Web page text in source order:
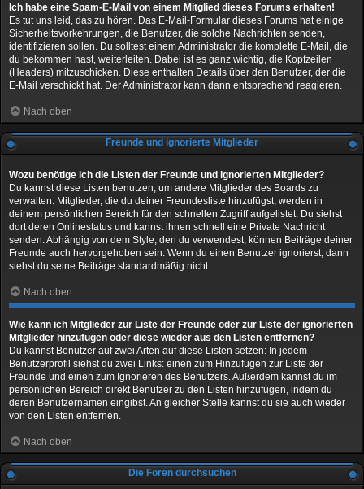
Ich habe eine Spam-E-Mail von einem Mitglied dieses Forums erhalten!
Es tut uns leid, das zu hören. Das E-Mail-Formular dieses Forums hat einige
Sicherheitsvorkehrungen, die Benutzer, die solche Nachrichten senden,
identifizieren sollen. Du solltest einem Administrator die komplette E-Mail, die
du bekommen hast, weiterleiten. Dabei ist es ganz wichtig, die Kopfzeilen
(Headers) mitzuschicken. Diese enthalten Details über den Benutzer, der die
E-Mail verschickt hat. Der Administrator kann dann entsprechend reagieren.
Nach oben
Freunde und ignorierte Mitglieder
Wozu benötige ich die Listen der Freunde und ignorierten Mitglieder?
Du kannst diese Listen benutzen, um andere Mitglieder des Boards zu
verwalten. Mitglieder, die du deiner Freundesliste hinzufügst, werden in
deinem persönlichen Bereich für den schnellen Zugriff aufgelistet. Du siehst
dort deren Onlinestatus und kannst ihnen schnell eine Private Nachricht
senden. Abhängig von dem Style, den du verwendest, können Beiträge deiner
Freunde auch hervorgehoben sein. Wenn du einen Benutzer ignorierst, dann
siehst du seine Beiträge standardmäßig nicht.
Nach oben
Wie kann ich Mitglieder zur Liste der Freunde oder zur Liste der ignorierten
Mitglieder hinzufügen oder diese wieder aus den Listen entfernen?
Du kannst Benutzer auf zwei Arten auf diese Listen setzen: In jedem
Benutzerprofil siehst du zwei Links: einen zum Hinzufügen zur Liste der
Freunde und einen zum Ignorieren des Benutzers. Außerdem kannst du im
persönlichen Bereich direkt Benutzer zu den Listen hinzufügen, indem du
deren Benutzernamen eingibst. An gleicher Stelle kannst du sie auch wieder
von den Listen entfernen.
Nach oben
Die Foren durchsuchen